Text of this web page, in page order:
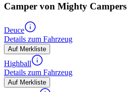
Camper von Mighty Campers
Deuce
Details zum Fahrzeug
Auf Merkliste
Highball
Details zum Fahrzeug
Auf Merkliste